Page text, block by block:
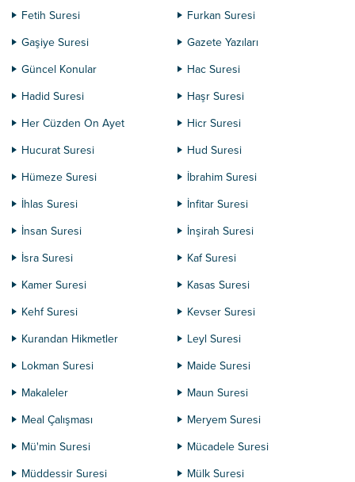
Fetih Suresi
Furkan Suresi
Gaşiye Suresi
Gazete Yazıları
Güncel Konular
Hac Suresi
Hadid Suresi
Haşr Suresi
Her Cüzden On Ayet
Hicr Suresi
Hucurat Suresi
Hud Suresi
Hümeze Suresi
İbrahim Suresi
İhlas Suresi
İnfitar Suresi
İnsan Suresi
İnşirah Suresi
İsra Suresi
Kaf Suresi
Kamer Suresi
Kasas Suresi
Kehf Suresi
Kevser Suresi
Kurandan Hikmetler
Leyl Suresi
Lokman Suresi
Maide Suresi
Makaleler
Maun Suresi
Meal Çalışması
Meryem Suresi
Mü'min Suresi
Mücadele Suresi
Müddessir Suresi
Mülk Suresi